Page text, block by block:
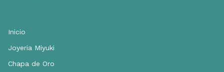
Inicio
Joyeria Miyuki
Chapa de Oro